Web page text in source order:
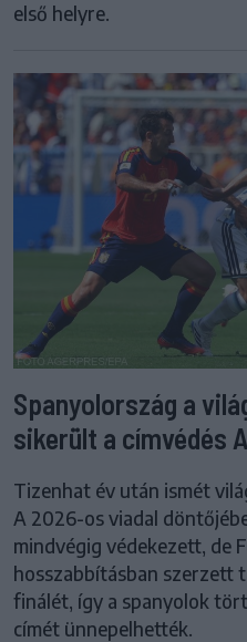
első helyre.
Spanyolország a
sikerült a címvédés
Tizenhat év után ismét
A 2026-os viadal
mindvégig védekezett, de
hosszabbításban szerzett
finálét, így a spanyolok
címét ünnepelhették.